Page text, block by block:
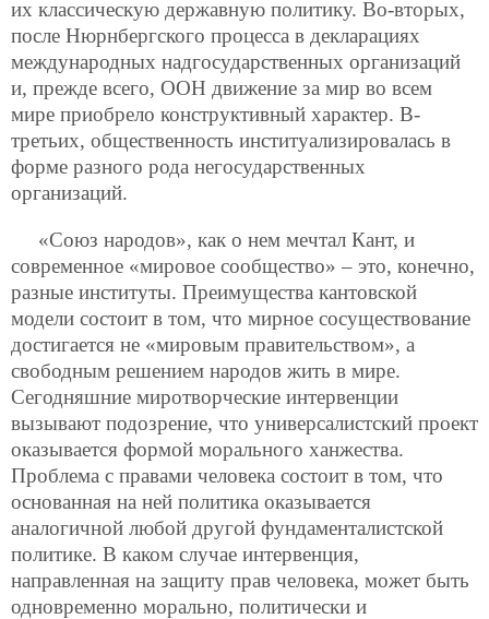
их классическую державную политику. Во-вторых,
после Нюрнбергского процесса в декларациях
международных надгосударственных организаций
и, прежде всего, ООН движение за мир во всем
мире приобрело конструктивный характер. В-
третьих, общественность институализировалась в
форме разного рода негосударственных
организаций.
«Союз народов», как о нем мечтал Кант, и
современное «мировое сообщество» – это, конечно,
разные институты. Преимущества кантовской
модели состоит в том, что мирное сосуществование
достигается не «мировым правительством», а
свободным решением народов жить в мире.
Сегодняшние миротворческие интервенции
вызывают подозрение, что универсалистский проект
оказывается формой морального ханжества.
Проблема с правами человека состоит в том, что
основанная на ней политика оказывается
аналогичной любой другой фундаменталистской
политике. В каком случае интервенция,
направленная на защиту прав человека, может быть
одновременно морально, политически и